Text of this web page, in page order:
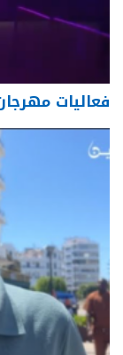
فعاليات